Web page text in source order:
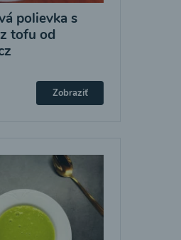
polievka s
tofu od
Zobraziť